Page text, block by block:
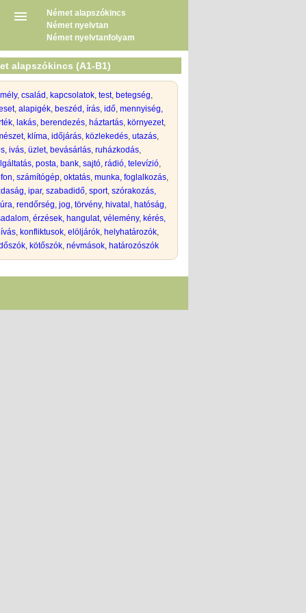
Német alapszókincs
Német nyelvtan
Német nyelvtanfolyam
alapszókincs (A1-B1)
, család , kapcsolatok, test, betegség,
, alapigék, beszéd, írás, idő, mennyiség,
, lakás, berendezés, háztartás, környezet,
, klíma, időjárás, közlekedés, utazás,
ivás, üzlet, bevásárlás, ruházkodás,
posta, bank, sajtó, rádió, televízió,
számítógép, oktatás, munka, foglalkozás,
ipar, szabadidő, sport, szórakozás,
, rendőrség, jog, törvény, hivatal, hatóság,
, érzések, hangulat, vélemény, kérés,
, konfliktusok, elöljárók, helyhatározók,
kötőszók, névmások, határozószók